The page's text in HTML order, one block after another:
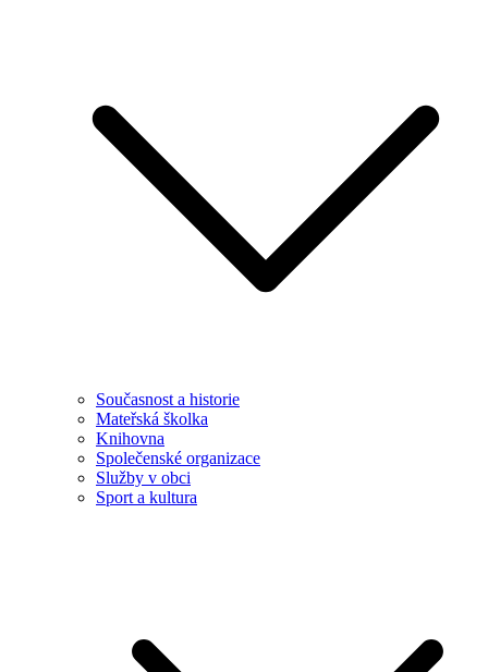
Současnost a historie
Mateřská školka
Knihovna
Společenské organizace
Služby v obci
Sport a kultura